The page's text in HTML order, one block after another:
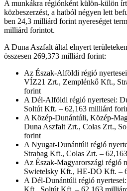
A munkákra régiónként külön-külön
közbeszerzést, a hatból négyen lett
ben 24,3 milliárd forint nyereséget
milliárd forintot.
A Duna Aszfalt által elnyert
összesen 269,373 milliárd forint:
Az Észak-Alföldi régió
VÍZ21 Zrt., Zemplénkő Kft.,
forint
A Dél-Alföldi régió nyertesei:
Soltút Kft. – 62,163 milliárd
A Közép-Dunántúli, Közép-
Duna Aszfalt Zrt., Colas Zrt.,
forint
A Nyugat-Dunántúli régió
Strabag Kft., Colas Zrt. –
Az Észak-Magyarországi régió
Swietelsky Kft., HE-DO Kft. –
A Dél-Dunántúli régió
Kft., Soltút Kft. – 62,163